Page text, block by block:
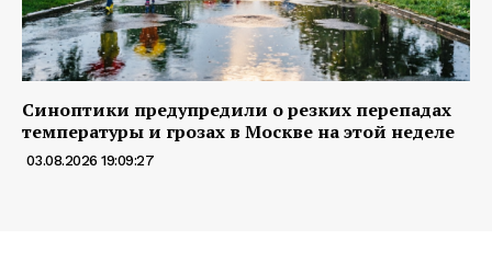
Синоптики предупредили о резких перепадах
температуры и грозах в Москве на этой неделе
03.08.2026 19:09:27